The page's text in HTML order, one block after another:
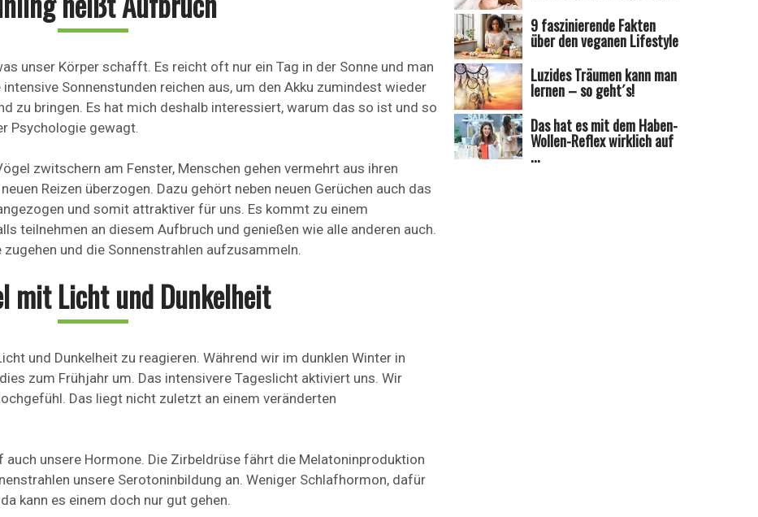
unser Körper schafft. Es reicht oft nur ein Tag in der Sonne und man
Sonnenstunden reichen aus, um den Akku zumindest wieder
zu bringen. Es hat mich deshalb interessiert, warum das so ist und so
Psychologie gewagt.
zwitschern am Fenster, Menschen gehen vermehrt aus ihren
Reizen überzogen. Dazu gehört neben neuen Gerüchen auch das
und somit attraktiver für uns. Es kommt zu einem
teilnehmen an diesem Aufbruch und genießen wie alle anderen auch.
und die Sonnenstrahlen aufzusammeln.
mit Licht und Dunkelheit
und Dunkelheit zu reagieren. Während wir im dunklen Winter in
zum Frühjahr um. Das intensivere Tageslicht aktiviert uns. Wir
Das liegt nicht zuletzt an einem veränderten
unsere Hormone. Die Zirbeldrüse fährt die Melatoninproduktion
unsere Serotoninbildung an. Weniger Schlafhormon, dafür
kann es einem doch nur gut gehen.
9 faszinierende Fakten
über den veganen Lifestyle
Luzides Träumen kann man
lernen – so geht´s!
Das hat es mit dem Haben-
Wollen-Reflex wirklich auf
...